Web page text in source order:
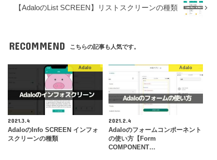
【AdaloのList SCREEN】リストスクリーンの種類
RECOMMEND こちらの記事も人気です。
Adalo
2021.3.4
AdaloのInfo SCREEN インフォ
スクリーンの種類
Adalo
2021.2.4
Adaloのフォームコンポーネント
の使い方【Form
COMPONENT…